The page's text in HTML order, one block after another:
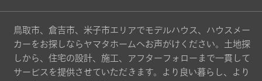
鳥取市、倉吉市、米子市エリアでモデルハウス、ハウスメー
カーをお探しならヤマタホームへお声がけください。土地探
しから、住宅の設計、施工、アフターフォローまで一貫して
サービスを提供させていただきます。より良い暮らし、より